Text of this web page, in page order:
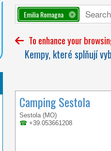
Emilia Romagna
To enhance your
Kempy, které splňují
Camping Sestola
Sestola (MO)
☎ +39.053661208